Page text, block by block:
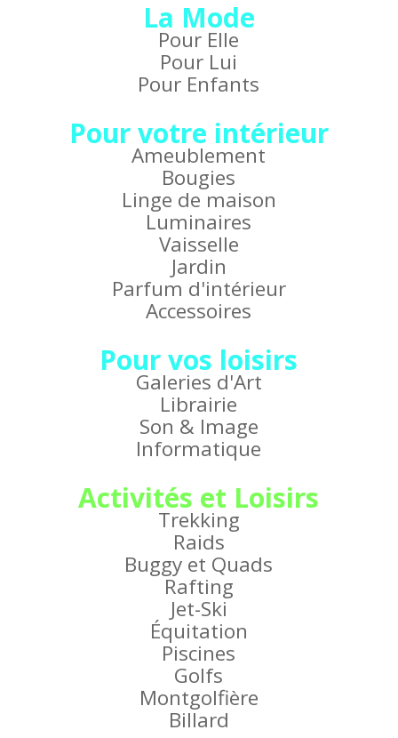
La Mode
Pour Elle
Pour Lui
Pour Enfants
Pour votre intérieur
Ameublement
Bougies
Linge de maison
Luminaires
Vaisselle
Jardin
Parfum d'intérieur
Accessoires
Pour vos loisirs
Galeries d'Art
Librairie
Son & Image
Informatique
Activités et Loisirs
Trekking
Raids
Buggy et Quads
Rafting
Jet-Ski
Équitation
Piscines
Golfs
Montgolfière
Billard